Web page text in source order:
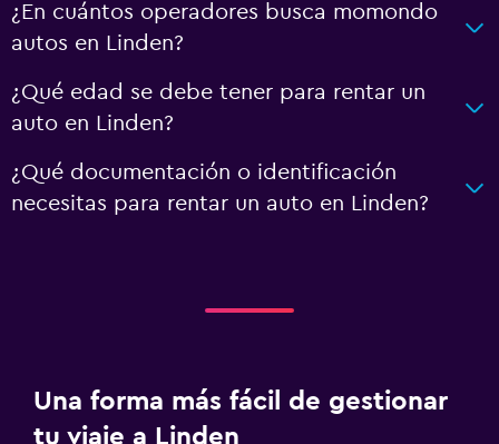
¿En cuántos operadores busca momondo
autos en Linden?
¿Qué edad se debe tener para rentar un
auto en Linden?
¿Qué documentación o identificación
necesitas para rentar un auto en Linden?
Una forma más fácil de gestionar
tu viaje a Linden